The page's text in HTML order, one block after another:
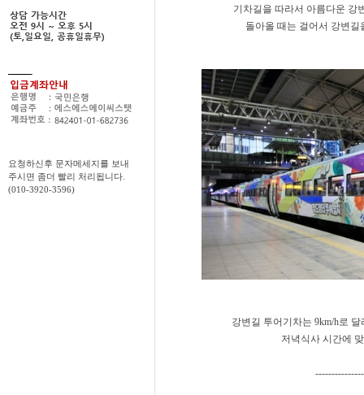
요청하신후 문자메세지를 보내
주시면 좀더 빨리 처리됩니다.
(010-3920-3596)
기차길을 따라서 아름다운 강
돌아올 때는 걸어서 강변
강변길 투어기차는 9km/h로
저녁식사 시간에